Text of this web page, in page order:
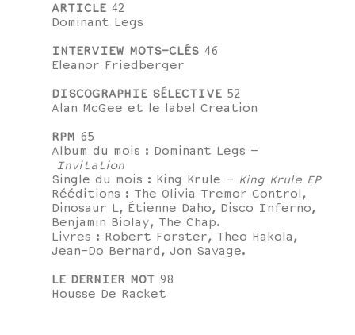
ARTICLE 42
Dominant Legs
INTERVIEW MOTS-CLÉS 46
Eleanor Friedberger
DISCOGRAPHIE SÉLECTIVE 52
Alan McGee et le label Creation
RPM 65
Album du mois : Dominant Legs –
Invitation
Single du mois : King Krule – King Krule EP
Rééditions : The Olivia Tremor Control,
Dinosaur L, Étienne Daho, Disco Inferno,
Benjamin Biolay, The Chap.
Livres : Robert Forster, Theo Hakola,
Jean-Do Bernard, Jon Savage.
LE DERNIER MOT 98
Housse De Racket